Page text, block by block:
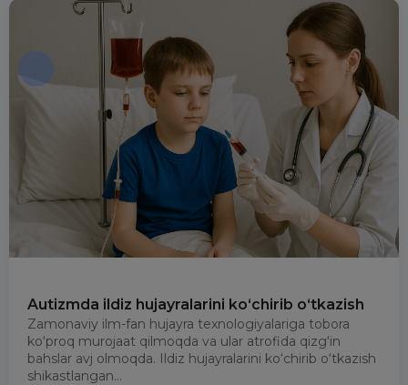
Autizmda ildiz hujayralarini ko‘chirib o‘tkazish
Zamonaviy ilm-fan hujayra texnologiyalariga tobora
ko‘proq murojaat qilmoqda va ular atrofida qizg‘in
bahslar avj olmoqda. Ildiz hujayralarini ko‘chirib o‘tkazish
shikastlangan...